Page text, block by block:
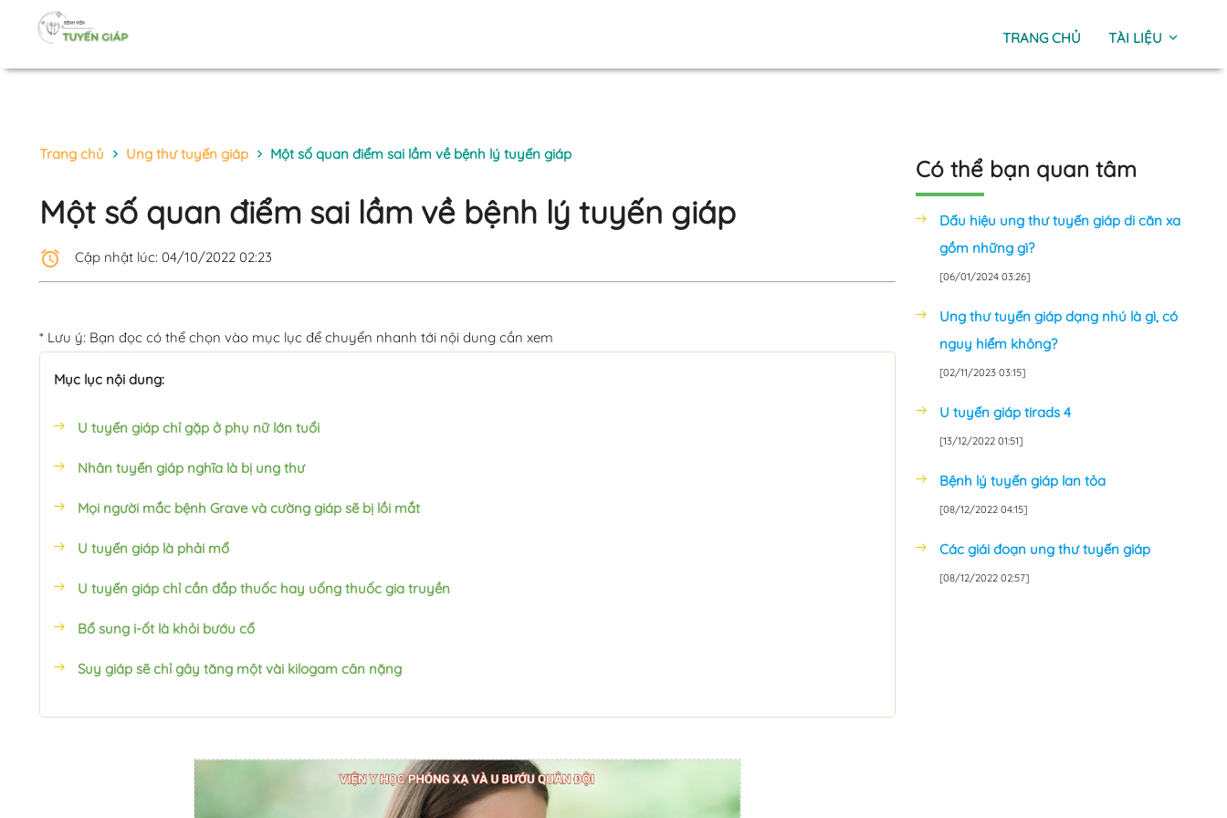
TRANG CHỦ TÀI LIỆU expand_more
Trang chủ chevron_right Ung thư tuyến giáp chevron_right Một số quan điểm sai lầm về bệnh lý tuyến giáp
Một số quan điểm sai lầm về bệnh lý tuyến giáp
alarm Cập nhật lúc: 04/10/2022 02:23
* Lưu ý: Bạn đọc có thể chọn vào mục lục để chuyển nhanh tới nội dung cần xem
Mục lục nội dung:
U tuyến giáp chỉ gặp ở phụ nữ lớn tuổi
Nhân tuyến giáp nghĩa là bị ung thư
Mọi người mắc bệnh Grave và cường giáp sẽ bị lồi mắt
U tuyến giáp là phải mổ
U tuyến giáp chỉ cần đắp thuốc hay uống thuốc gia truyền
Bổ sung i-ốt là khỏi bướu cổ
Suy giáp sẽ chỉ gây tăng một vài kilogam cân nặng
Có thể bạn quan tâm
Dấu hiệu ung thư tuyến giáp di căn xa
gồm những gì?
[06/01/2024 03:26]
Ung thư tuyến giáp dạng nhú là gì, có
nguy hiểm không?
[02/11/2023 03:15]
U tuyến giáp tirads 4
[13/12/2022 01:51]
Bệnh lý tuyến giáp lan tỏa
[08/12/2022 04:15]
Các giái đoạn ung thư tuyến giáp
[08/12/2022 02:57]